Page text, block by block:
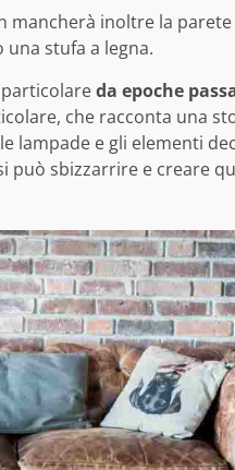
mancherà inoltre la
stufa a legna.
da epoche
che racconta una
lampade e gli elementi
può sbizzarrire e creare